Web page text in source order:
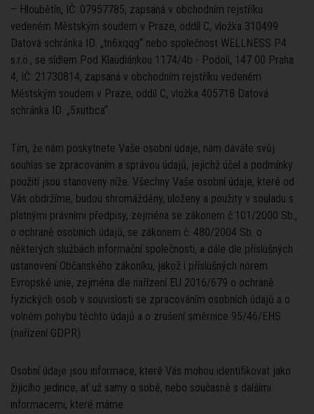
– Hloubětín, IČ: 07957785, zapsaná v obchodním rejstříku
vedeném Městským soudem v Praze, oddíl C, vložka 310499
Datová schránka ID: „tn6xqqg“ nebo společnost WELLNESS P4
s.r.o., se sídlem Pod Klaudiánkou 1174/4b - Podolí, 147 00 Praha
4, IČ: 21730814, zapsaná v obchodním rejstříku vedeném
Městským soudem v Praze, oddíl C, vložka 405718 Datová
schránka ID: „5xutbca“.
Tím, že nám poskytnete Vaše osobní údaje, nám dáváte svůj
souhlas se zpracováním a správou údajů, jejichž účel a podmínky
použití jsou stanoveny níže. Všechny Vaše osobní údaje, které od
Vás obdržíme, budou shromážděny, uloženy a použity v souladu s
platnými právními předpisy, zejména se zákonem č.101/2000 Sb.,
o ochraně osobních údajů, se zákonem č. 480/2004 Sb. o
některých službách informační společnosti, a dále dle příslušných
ustanovení Občanského zákoníku, jakož i příslušných norem
Evropské unie, zejména dle nařízení EU 2016/679 o ochraně
fyzických osob v souvislosti se zpracováním osobních údajů a o
volném pohybu těchto údajů a o zrušení směrnice 95/46/EHS
(nařízení GDPR).
Osobní údaje jsou informace, které Vás mohou identifikovat jako
žijícího jedince, ať už samy o sobě, nebo současně s dalšími
informacemi, které máme.